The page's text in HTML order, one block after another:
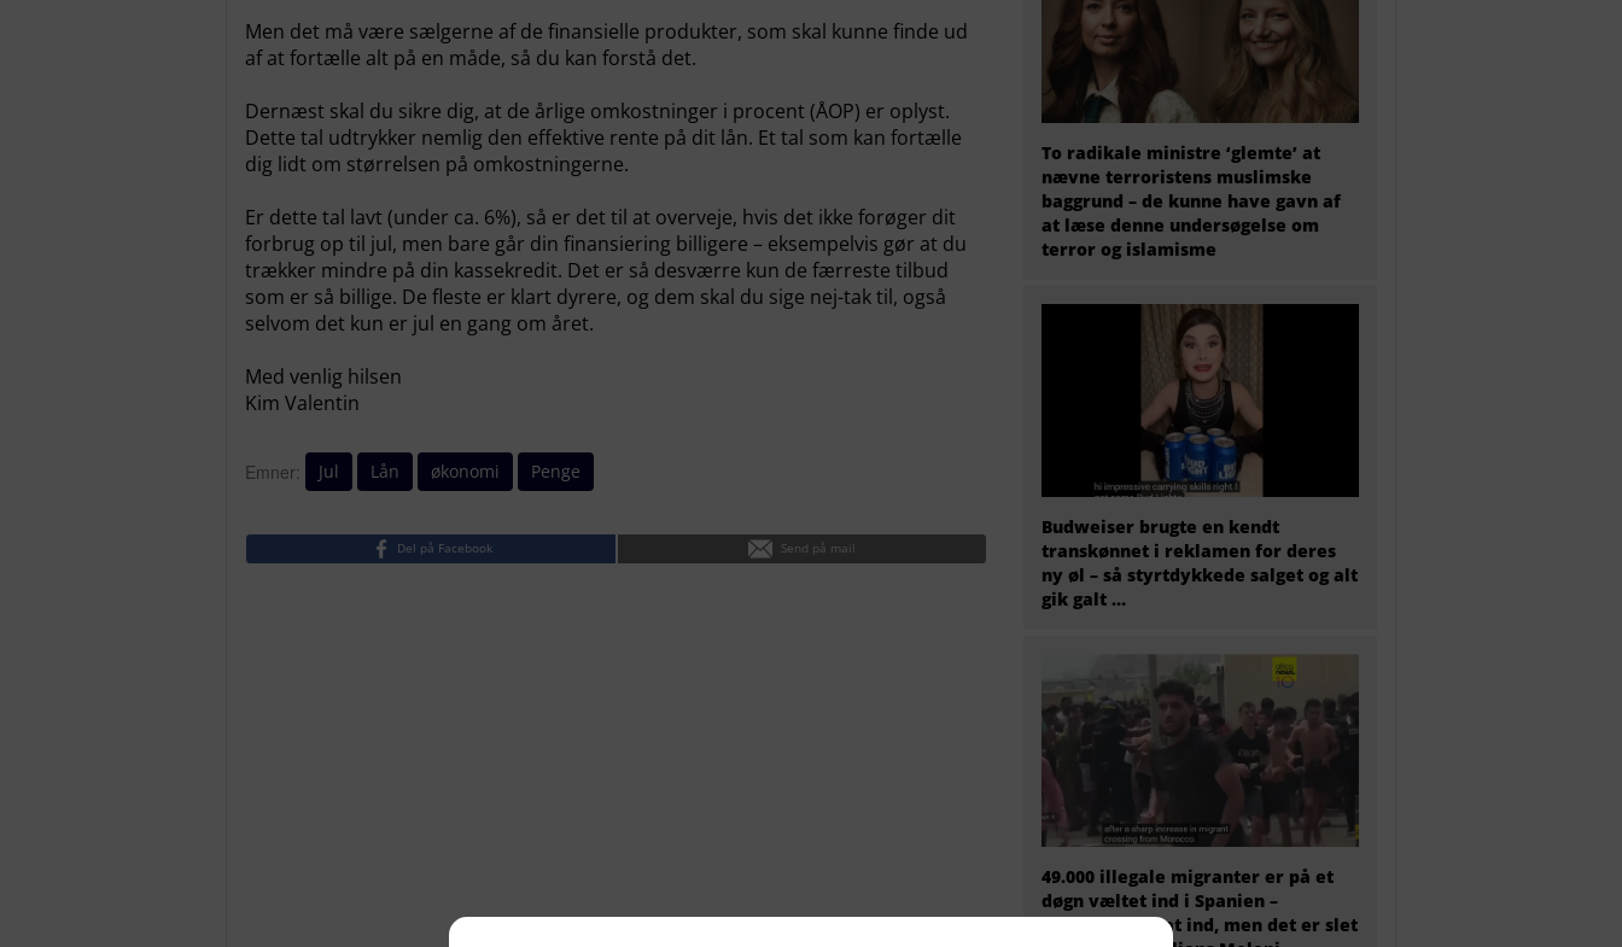
Men det må være sælgerne af de finansielle produkter, som skal kunne finde ud
af at fortælle alt på en måde, så du kan forstå det.
Dernæst skal du sikre dig, at de årlige omkostninger i procent (ÅOP) er oplyst.
Dette tal udtrykker nemlig den effektive rente på dit lån. Et tal som kan fortælle
dig lidt om størrelsen på omkostningerne.
Er dette tal lavt (under ca. 6%), så er det til at overveje, hvis det ikke forøger dit
forbrug op til jul, men bare går din finansiering billigere – eksempelvis gør at du
trækker mindre på din kassekredit. Det er så desværre kun de færreste tilbud
som er så billige. De fleste er klart dyrere, og dem skal du sige nej-tak til, også
selvom det kun er jul en gang om året.
Med venlig hilsen
Kim Valentin
Emner: Jul Lån økonomi Penge
Del på Facebook Send på mail
To radikale ministre ‘glemte’ at
nævne terroristens muslimske
baggrund – de kunne have gavn af
at læse denne undersøgelse om
terror og islamisme
Budweiser brugte en kendt
transkønnet i reklamen for deres
ny øl – så styrtdykkede salget og alt
gik galt …
49.000 illegale migranter er på et
døgn væltet ind i Spanien –
militæret er sat ind, men det er slet